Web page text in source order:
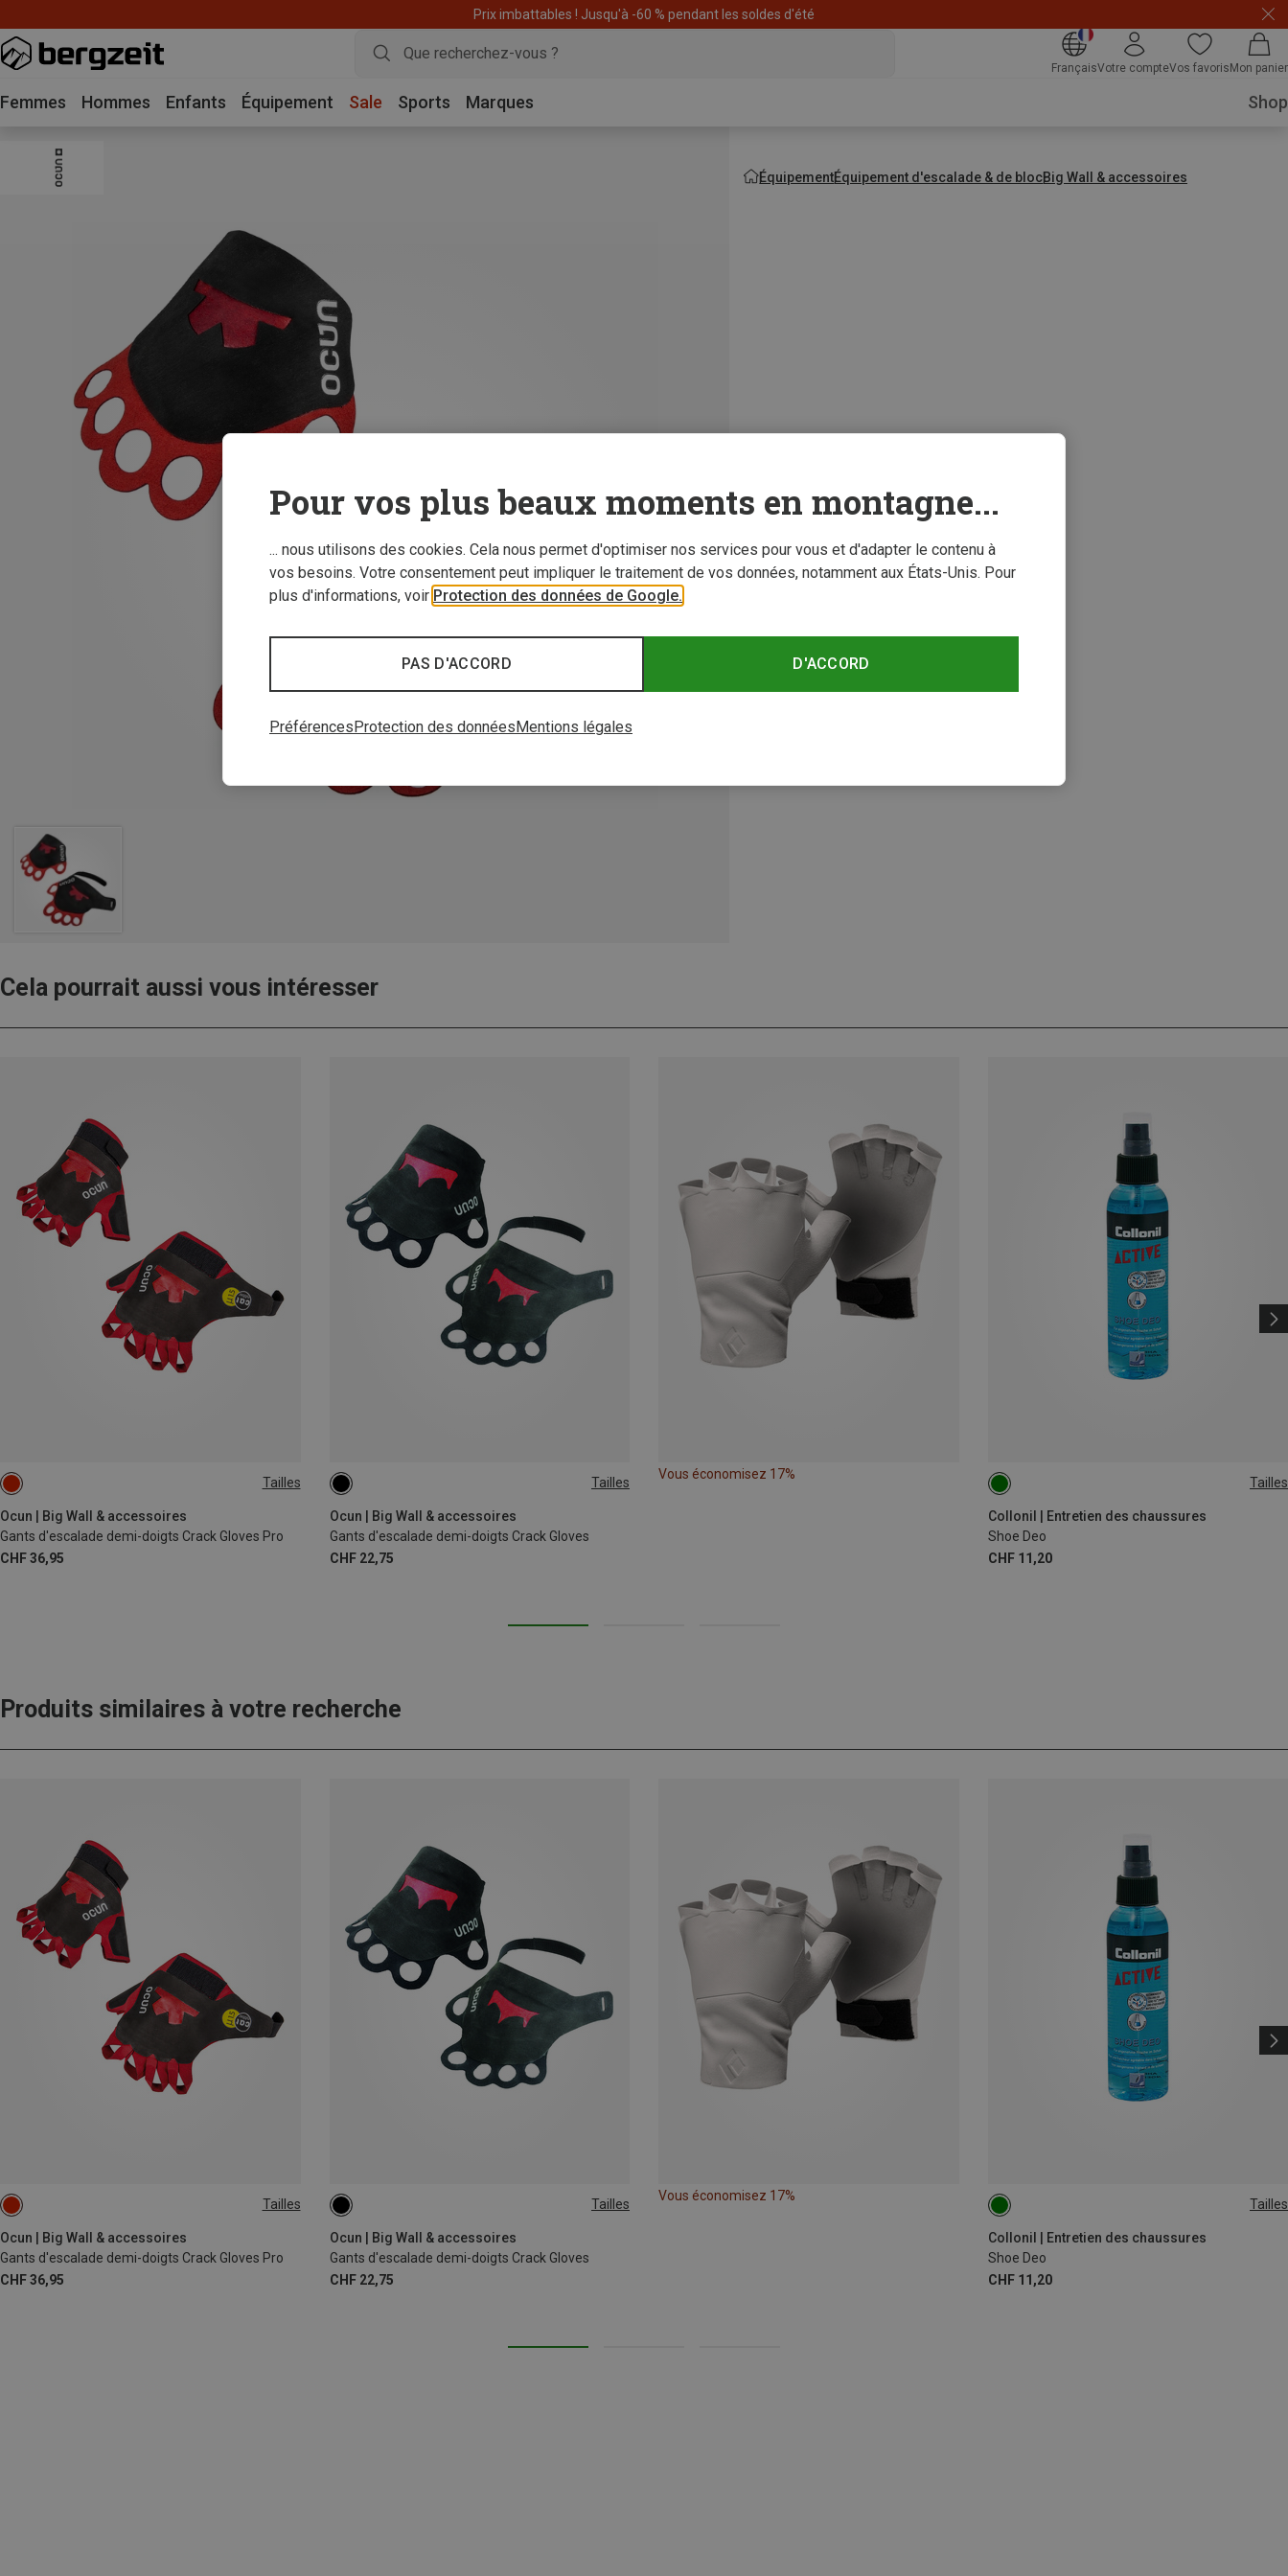
Achetez 3 articles pour CHF 200 & recevez -10% sur l'article le moins cher! Code
FrançaisVotre compteVos favoris Mon panier
Femmes Hommes Enfants Équipement Sale Sports Marques Shop
ÉquipementÉquipement d'escalade & de blocBig Wall & accessoires
Cela pourrait aussi vous intéresser
Tailles
Ocun | Big Wall & accessoires
Gants d'escalade demi-doigts Crack Gloves Pro
CHF 36,95
XL Tailles
Ocun | Big Wall & accessoires
Gants d'escalade demi-doigts Crack Gloves
CHF 22,75
S
Vous économisez 17%
Tailles
Collonil | Entretien des chaussures
Shoe Deo
CHF 11,20
150ML
Produits similaires à votre recherche
Tailles
Ocun | Big Wall & accessoires
Gants d'escalade demi-doigts Crack Gloves Pro
CHF 36,95
XL Tailles
Ocun | Big Wall & accessoires
Gants d'escalade demi-doigts Crack Gloves
CHF 22,75
S
Vous économisez 17%
Tailles
Collonil | Entretien des chaussures
Shoe Deo
CHF 11,20
150ML
Pour vos plus beaux moments en montagne...
... nous utilisons des cookies. Cela nous permet d'optimiser nos services pour vous et d'adapter le contenu à
vos besoins. Votre consentement peut impliquer le traitement de vos données, notamment aux États-Unis. Pour
plus d'informations, voir Protection des données de Google.
D'ACCORD
PAS D'ACCORD
PréférencesProtection des donnéesMentions légales